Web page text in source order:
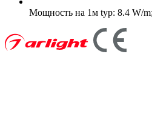
Мощность на 1м typ: 8.4 W/